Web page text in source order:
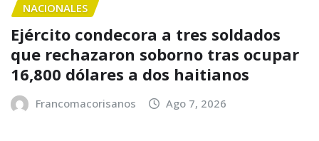
NACIONALES
Ejército condecora a tres soldados
que rechazaron soborno tras ocupar
16,800 dólares a dos haitianos
Francomacorisanos Ago 7, 2026